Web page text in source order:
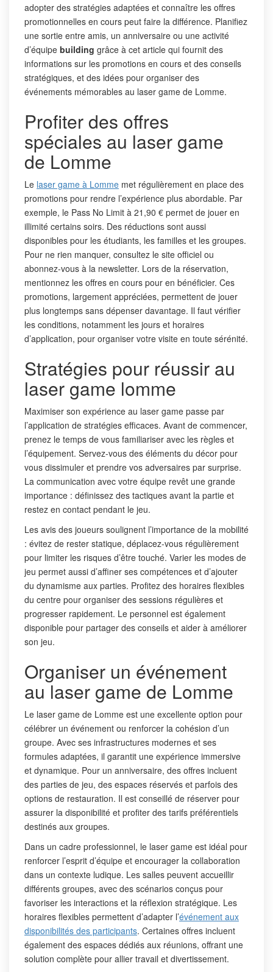
adopter des stratégies adaptées et connaître les offres
promotionnelles en cours peut faire la différence. Planifiez
une sortie entre amis, un anniversaire ou une activité
d’équipe building grâce à cet article qui fournit des
informations sur les promotions en cours et des conseils
stratégiques, et des idées pour organiser des
événements mémorables au laser game de Lomme.
Profiter des offres
spéciales au laser game
de Lomme
Le laser game à Lomme met régulièrement en place des
promotions pour rendre l’expérience plus abordable. Par
exemple, le Pass No Limit à 21,90 € permet de jouer en
illimité certains soirs. Des réductions sont aussi
disponibles pour les étudiants, les familles et les groupes.
Pour ne rien manquer, consultez le site officiel ou
abonnez-vous à la newsletter. Lors de la réservation,
mentionnez les offres en cours pour en bénéficier. Ces
promotions, largement appréciées, permettent de jouer
plus longtemps sans dépenser davantage. Il faut vérifier
les conditions, notamment les jours et horaires
d’application, pour organiser votre visite en toute sérénité.
Stratégies pour réussir au
laser game lomme
Maximiser son expérience au laser game passe par
l’application de stratégies efficaces. Avant de commencer,
prenez le temps de vous familiariser avec les règles et
l’équipement. Servez-vous des éléments du décor pour
vous dissimuler et prendre vos adversaires par surprise.
La communication avec votre équipe revêt une grande
importance : définissez des tactiques avant la partie et
restez en contact pendant le jeu.
Les avis des joueurs soulignent l’importance de la mobilité
: évitez de rester statique, déplacez-vous régulièrement
pour limiter les risques d’être touché. Varier les modes de
jeu permet aussi d’affiner ses compétences et d’ajouter
du dynamisme aux parties. Profitez des horaires flexibles
du centre pour organiser des sessions régulières et
progresser rapidement. Le personnel est également
disponible pour partager des conseils et aider à améliorer
son jeu.
Organiser un événement
au laser game de Lomme
Le laser game de Lomme est une excellente option pour
célébrer un événement ou renforcer la cohésion d’un
groupe. Avec ses infrastructures modernes et ses
formules adaptées, il garantit une expérience immersive
et dynamique. Pour un anniversaire, des offres incluent
des parties de jeu, des espaces réservés et parfois des
options de restauration. Il est conseillé de réserver pour
assurer la disponibilité et profiter des tarifs préférentiels
destinés aux groupes.
Dans un cadre professionnel, le laser game est idéal pour
renforcer l’esprit d’équipe et encourager la collaboration
dans un contexte ludique. Les salles peuvent accueillir
différents groupes, avec des scénarios conçus pour
favoriser les interactions et la réflexion stratégique. Les
horaires flexibles permettent d’adapter l’événement aux
disponibilités des participants. Certaines offres incluent
également des espaces dédiés aux réunions, offrant une
solution complète pour allier travail et divertissement.